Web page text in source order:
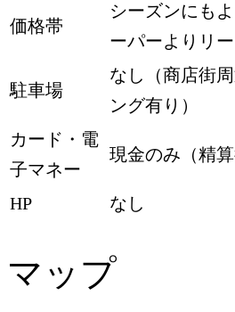
価格帯
シーズンにも
ーパーよりリ
駐車場
なし（商店街
ング有り）
カード・電
子マネー
現金のみ（精
HP なし
マップ